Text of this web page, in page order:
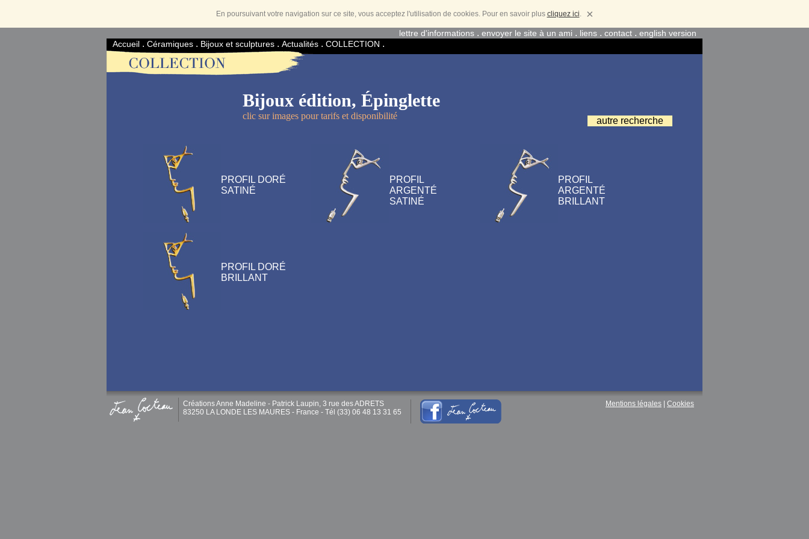
En poursuivant votre navigation sur ce site, vous acceptez l'utilisation de cookies. Pour en savoir plus cliquez ici. ×
lettre d'informations . envoyer le site à un ami . liens . contact . english version
Accueil . Céramiques . Bijoux et sculptures . Actualités . COLLECTION .
Bijoux édition, Épinglette
clic sur images pour tarifs et disponibilité autre recherche
PROFIL DORÉ
SATINÉ
PROFIL
ARGENTÉ
SATINÉ
PROFIL
ARGENTÉ
BRILLANT
PROFIL DORÉ
BRILLANT
Créations Anne Madeline - Patrick Laupin, 3 rue des ADRETS
83250 LA LONDE LES MAURES - France - Tél (33) 06 48 13 31 65
Mentions légales Cookies